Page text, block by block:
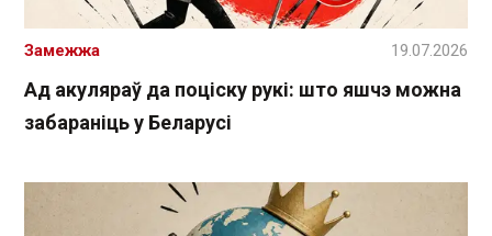
Ад акуляраў да поціску рукі: што яшчэ можна
забараніць у Беларусі
Замежжа 19.07.2026